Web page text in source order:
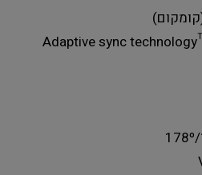
Adaptive sync technology